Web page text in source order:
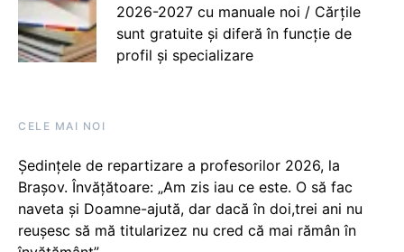
2026-2027 cu manuale noi / Cărțile
sunt gratuite și diferă în funcție de
profil și specializare
CELE MAI NOI
Ședințele de repartizare a profesorilor 2026, la
Brașov. Învățătoare: „Am zis iau ce este. O să fac
naveta și Doamne-ajută, dar dacă în doi,trei ani nu
reușesc să mă titularizez nu cred că mai rămân în